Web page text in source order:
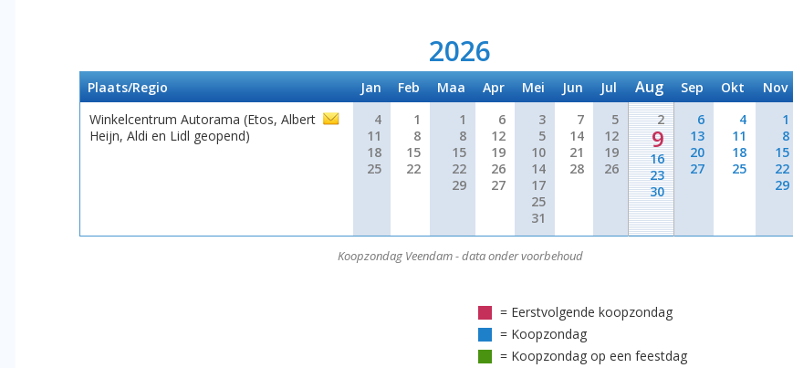
2026
Koopzondag Veendam - data onder voorbehoud
Plaats/Regio Jan Feb Maa Apr Mei Jun Jul Aug Sep Okt Nov
Winkelcentrum Autorama (Etos, Albert
Heijn, Aldi en Lidl geopend)
4
11
18
25
1
8
15
22
1
8
15
22
29
6
12
19
26
27
3
5
10
14
17
25
31
7
14
21
28
5
12
19
26
2
9
16
23
30
6
13
20
27
4
11
18
25
1
8
15
22
29
= Eerstvolgende koopzondag
= Koopzondag
= Koopzondag op een feestdag